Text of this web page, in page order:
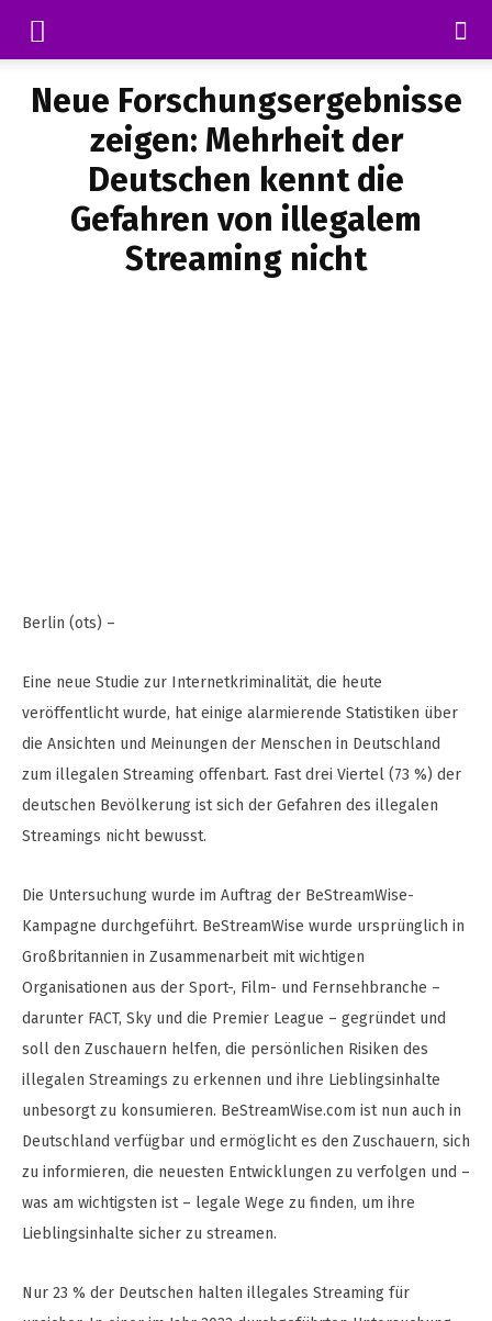
Neue Forschungsergebnisse
zeigen: Mehrheit der
Deutschen kennt die
Gefahren von illegalem
Streaming nicht
Berlin (ots) –
Eine neue Studie zur Internetkriminalität, die heute
veröffentlicht wurde, hat einige alarmierende Statistiken über
die Ansichten und Meinungen der Menschen in Deutschland
zum illegalen Streaming offenbart. Fast drei Viertel (73 %) der
deutschen Bevölkerung ist sich der Gefahren des illegalen
Streamings nicht bewusst.
Die Untersuchung wurde im Auftrag der BeStreamWise-
Kampagne durchgeführt. BeStreamWise wurde ursprünglich in
Großbritannien in Zusammenarbeit mit wichtigen
Organisationen aus der Sport-, Film- und Fernsehbranche –
darunter FACT, Sky und die Premier League – gegründet und
soll den Zuschauern helfen, die persönlichen Risiken des
illegalen Streamings zu erkennen und ihre Lieblingsinhalte
unbesorgt zu konsumieren. BeStreamWise.com ist nun auch in
Deutschland verfügbar und ermöglicht es den Zuschauern, sich
zu informieren, die neuesten Entwicklungen zu verfolgen und –
was am wichtigsten ist – legale Wege zu finden, um ihre
Lieblingsinhalte sicher zu streamen.
Nur 23 % der Deutschen halten illegales Streaming für